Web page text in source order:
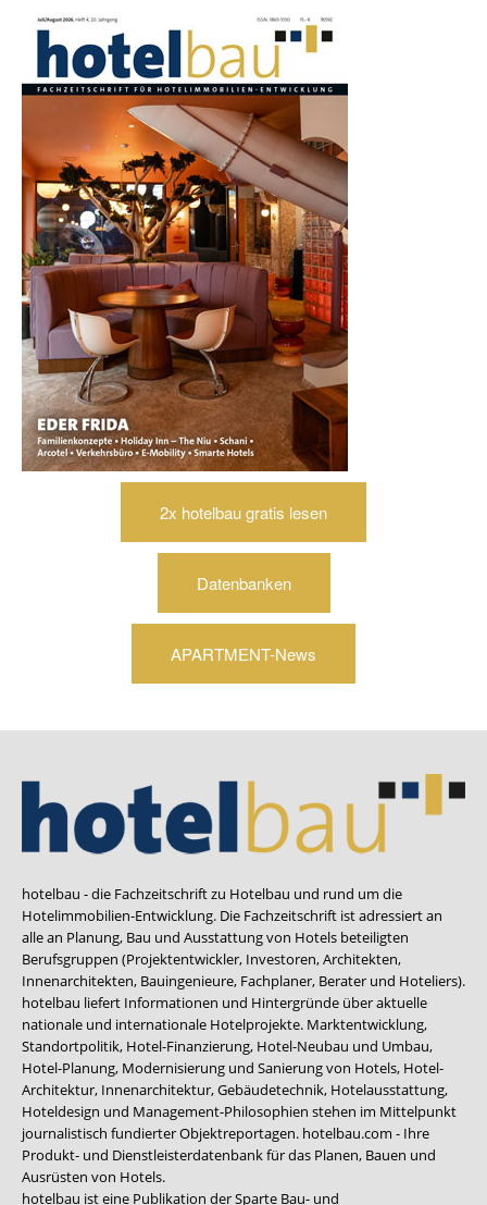
2x hotelbau gratis lesen
Datenbanken
APARTMENT-News
hotelbau - die Fachzeitschrift zu Hotelbau und rund um die
Hotelimmobilien-Entwicklung. Die Fachzeitschrift ist adressiert an
alle an Planung, Bau und Ausstattung von Hotels beteiligten
Berufsgruppen (Projektentwickler, Investoren, Architekten,
Innenarchitekten, Bauingenieure, Fachplaner, Berater und Hoteliers).
hotelbau liefert Informationen und Hintergründe über aktuelle
nationale und internationale Hotelprojekte. Marktentwicklung,
Standortpolitik, Hotel-Finanzierung, Hotel-Neubau und Umbau,
Hotel-Planung, Modernisierung und Sanierung von Hotels, Hotel-
Architektur, Innenarchitektur, Gebäudetechnik, Hotelausstattung,
Hoteldesign und Management-Philosophien stehen im Mittelpunkt
journalistisch fundierter Objektreportagen. hotelbau.com - Ihre
Produkt- und Dienstleisterdatenbank für das Planen, Bauen und
Ausrüsten von Hotels.
hotelbau ist eine Publikation der Sparte Bau- und